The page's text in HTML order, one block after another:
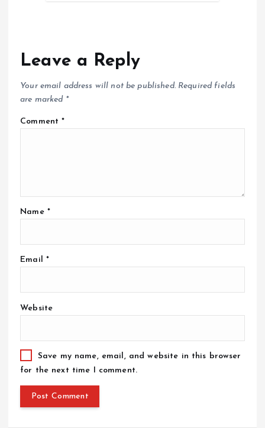
Leave a Reply
Your email address will not be published. Required fields
are marked *
Comment*
Name *
Email *
Website
Save my name, email, and website in this browser
for the next time I comment.